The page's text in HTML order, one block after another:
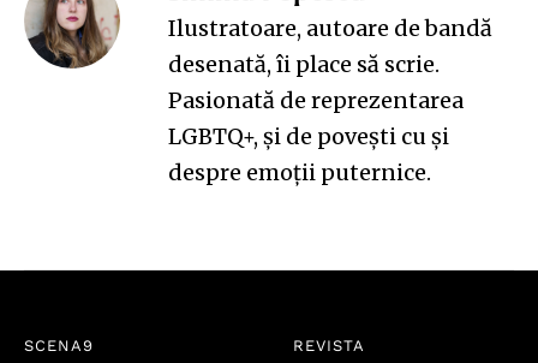
Ilustratoare, autoare de bandă
desenată, îi place să scrie.
Pasionată de reprezentarea
LGBTQ+, și de povești cu și
despre emoții puternice.
SCENA9 REVISTA